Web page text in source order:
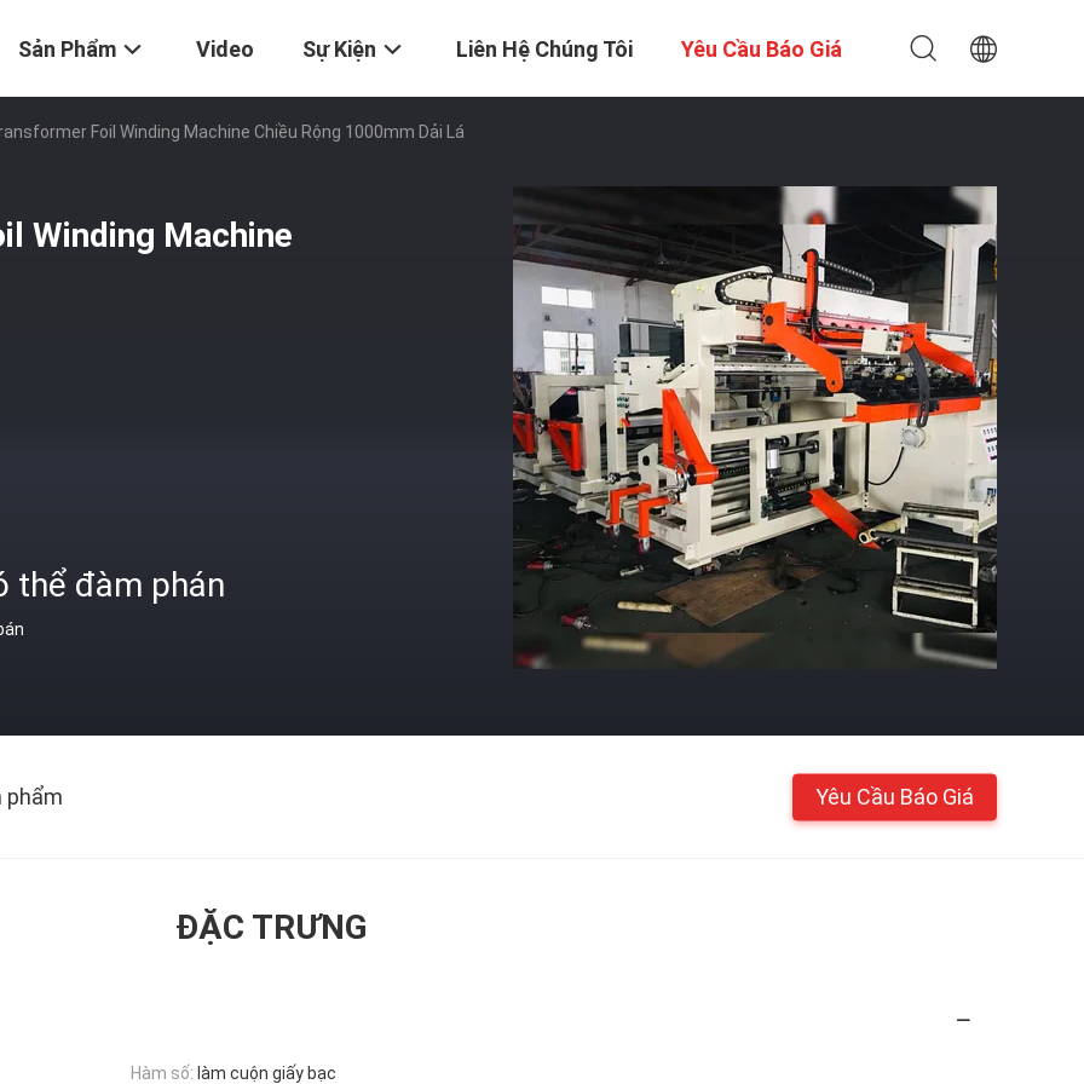
Sản Phẩm Video Sự Kiện Liên Hệ Chúng Tôi Yêu Cầu Báo Giá
Foil Winding Machine Chiều Rộng 1000mm Dải Lá
Winding Machine
thể đàm phán
phẩm Yêu Cầu Báo Giá
ĐẶC TRƯNG
Hàm số: làm cuộn giấy bạc